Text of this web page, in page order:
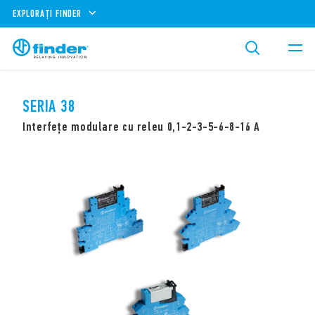
EXPLORAȚI FINDER
SERIA 38
Interfețe modulare cu releu 0,1-2-3-5-6-8-16 A